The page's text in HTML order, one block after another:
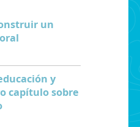
un
y
capítulo sobre